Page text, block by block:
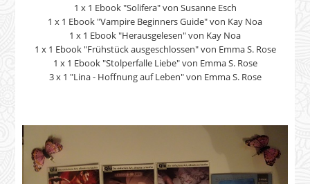
1 x 1 Ebook "Solifera" von Susanne Esch
1 x 1 Ebook "Vampire Beginners Guide" von Kay Noa
1 x 1 Ebook "Herausgelesen" von Kay Noa
1 x 1 Ebook "Frühstück ausgeschlossen" von Emma S. Rose
1 x 1 Ebook "Stolperfalle Liebe" von Emma S. Rose
3 x 1 "Lina - Hoffnung auf Leben" von Emma S. Rose